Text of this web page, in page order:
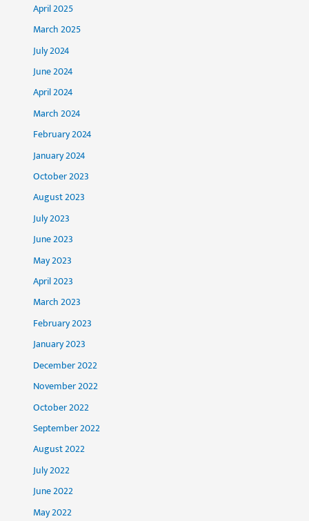
April 2025
March 2025
July 2024
June 2024
April 2024
March 2024
February 2024
January 2024
October 2023
August 2023
July 2023
June 2023
May 2023
April 2023
March 2023
February 2023
January 2023
December 2022
November 2022
October 2022
September 2022
August 2022
July 2022
June 2022
May 2022